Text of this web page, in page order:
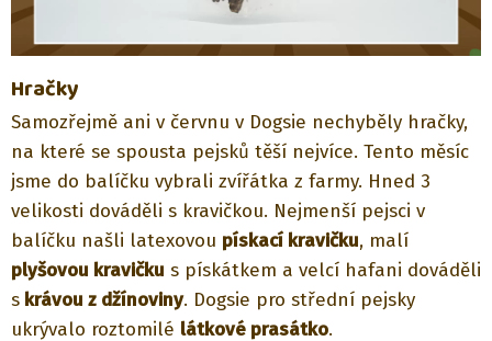
Hračky
Samozřejmě ani v červnu v Dogsie nechyběly hračky,
na které se spousta pejsků těší nejvíce. Tento měsíc
jsme do balíčku vybrali zvířátka z farmy. Hned 3
velikosti dováděli s kravičkou. Nejmenší pejsci v
balíčku našli latexovou pískací kravičku, malí
plyšovou kravičku s pískátkem a velcí hafani dováděli
s krávou z džínoviny. Dogsie pro střední pejsky
ukrývalo roztomilé látkové prasátko.